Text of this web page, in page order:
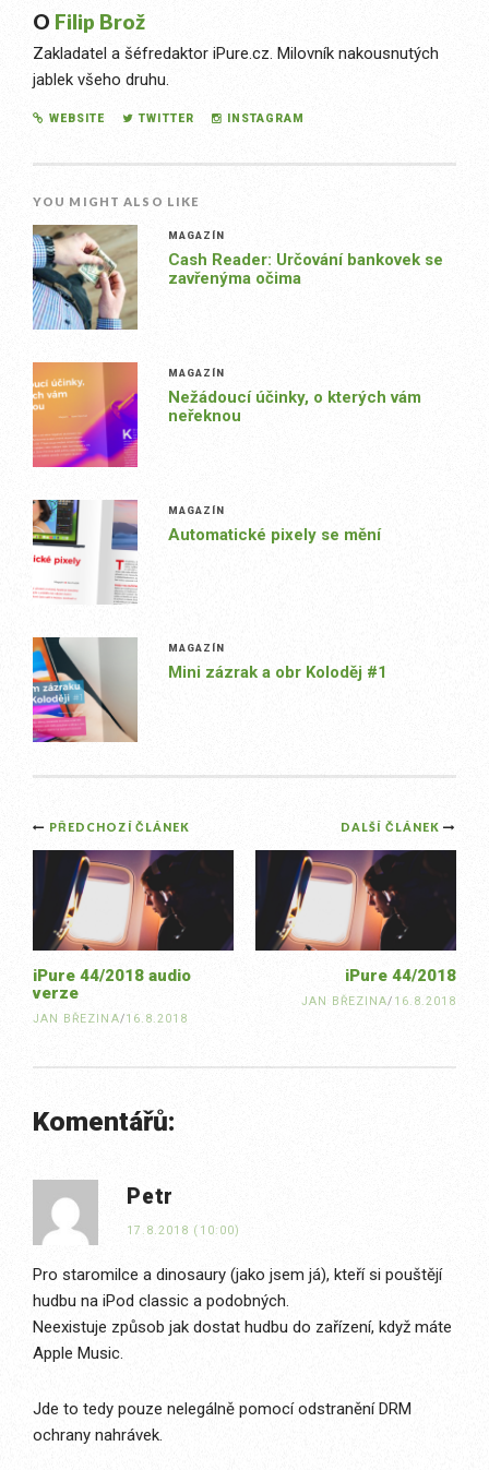
O Filip Brož
Zakladatel a šéfredaktor iPure.cz. Milovník nakousnutých
jablek všeho druhu.
WEBSITE TWITTER INSTAGRAM
YOU MIGHT ALSO LIKE
MAGAZÍN
Cash Reader: Určování bankovek se
zavřenýma očima
MAGAZÍN
Nežádoucí účinky, o kterých vám
neřeknou
MAGAZÍN
Automatické pixely se mění
MAGAZÍN
Mini zázrak a obr Koloděj #1
Post
navigation
DALŠÍ ČLÁNEK
iPure 44/2018
JAN BŘEZINA/ 16.8.2018
PŘEDCHOZÍ ČLÁNEK
iPure 44/2018 audio
verze
JAN BŘEZINA/16.8.2018
Komentářů:
Petr
17.8.2018 (10:00)
Pro staromilce a dinosaury (jako jsem já), kteří si pouštějí
hudbu na iPod classic a podobných.
Neexistuje způsob jak dostat hudbu do zařízení, když máte
Apple Music.
Jde to tedy pouze nelegálně pomocí odstranění DRM
ochrany nahrávek.